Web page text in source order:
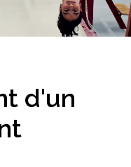
d'un